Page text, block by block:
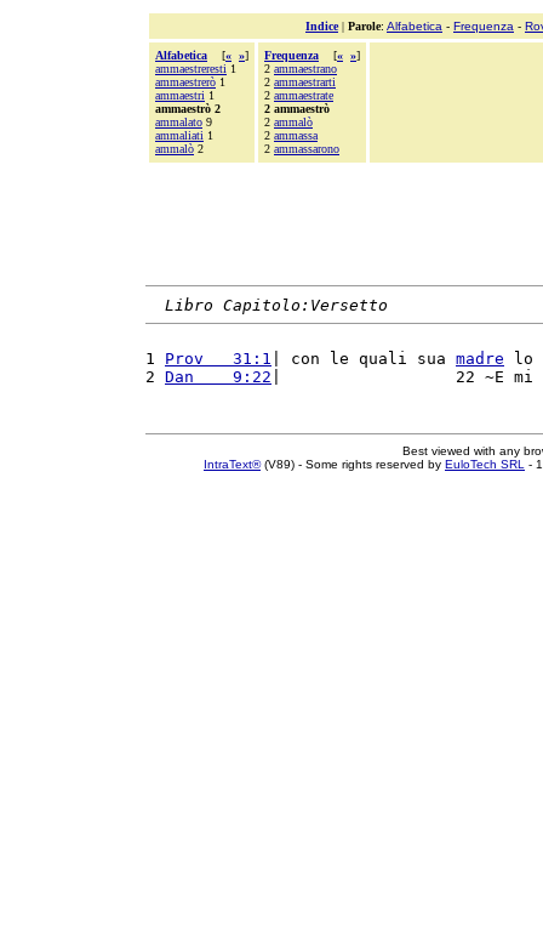
Indice| Parole: Alfabetica - Frequenza -
Alfabetica [« »]
ammaestreresti 1
ammaestrerò 1
ammaestri 1
ammaestrò 2
ammalato 9
ammaliati 1
ammalò 2
Frequenza [« »]
2 ammaestrano
2 ammaestrarti
2 ammaestrate
2 ammaestrò
2 ammalò
2 ammassa
2 ammassarono
Libro Capitolo:Versetto
1 Prov   31:1 | con le quali sua madre lo
2 Dan    9:22 |                  22 ~E mi
Best viewed with any
IntraText®(V89) - Some rights reserved by EuloTech SRL -